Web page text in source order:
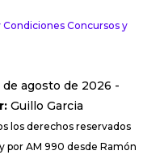
Condiciones Concursos y
agosto de 2026 -
Guillo Garcia
los derechos reservados
por AM 990 desde Ramón